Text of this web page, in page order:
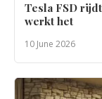
Tesla FSD
werkt het
10 June 2026